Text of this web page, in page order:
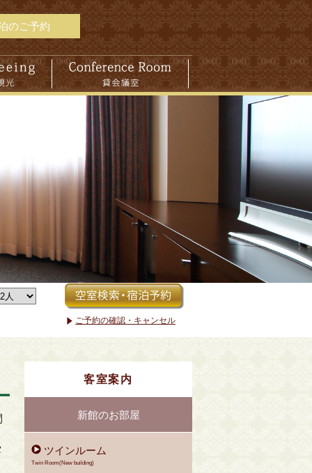
のご予約
ご予約の確認・キャンセル
客室案内
新館のお部屋
ツインルーム
Twin Room(New building)